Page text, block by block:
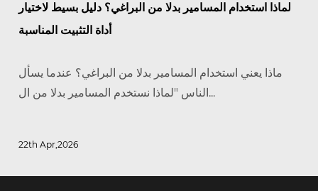
لماذا استخدام المسامير بدلا من البراغي؟ دليل بسيط لاختيار
أداة التثبيت المناسبة
ماذا يعني استخدام المسامير بدلا من البراغي؟ عندما يسأل
الناس "لماذا نستخدم المسامير بدلا من ال...
22th Apr,2026